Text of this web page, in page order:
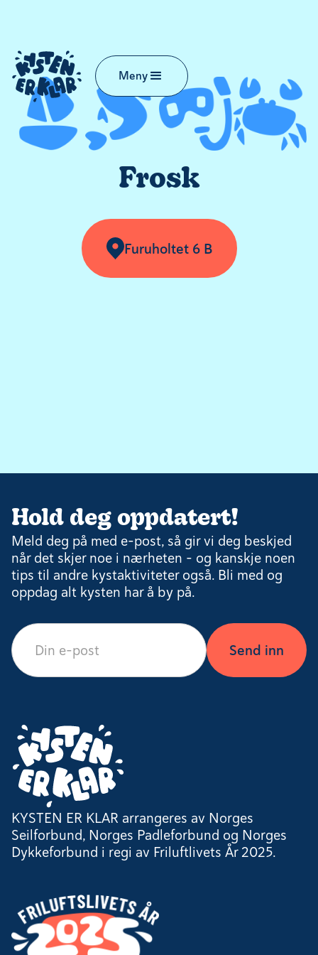
Meny
Frosk
Furuholtet 6 B
Hold deg oppdatert!
Meld deg på med e-post, så gir vi deg beskjed
når det skjer noe i nærheten – og kanskje noen
tips til andre kystaktiviteter også. Bli med og
oppdag alt kysten har å by på.
KYSTEN ER KLAR arrangeres av Norges
Seilforbund, Norges Padleforbund og Norges
Dykkeforbund i regi av Friluftlivets År 2025.